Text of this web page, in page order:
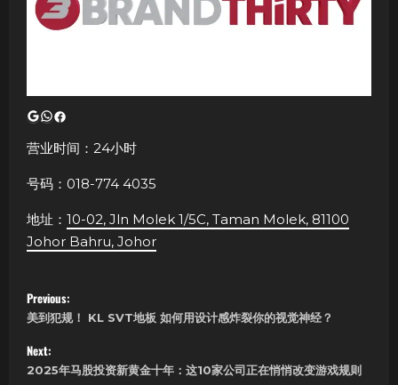
Google
WhatsApp
Facebook
营业时间：24小时
号码：018-774 4035
地址： 10-02, Jln Molek 1/5C, Taman Molek, 81100
Johor Bahru, Johor
P
o
s
Previous:
美到犯规！ KL SVT地板 如何用设计感炸裂你的视觉神经？
Next:
2025年马股投资新黄金十年：这10家公司正在悄悄改变游戏规则